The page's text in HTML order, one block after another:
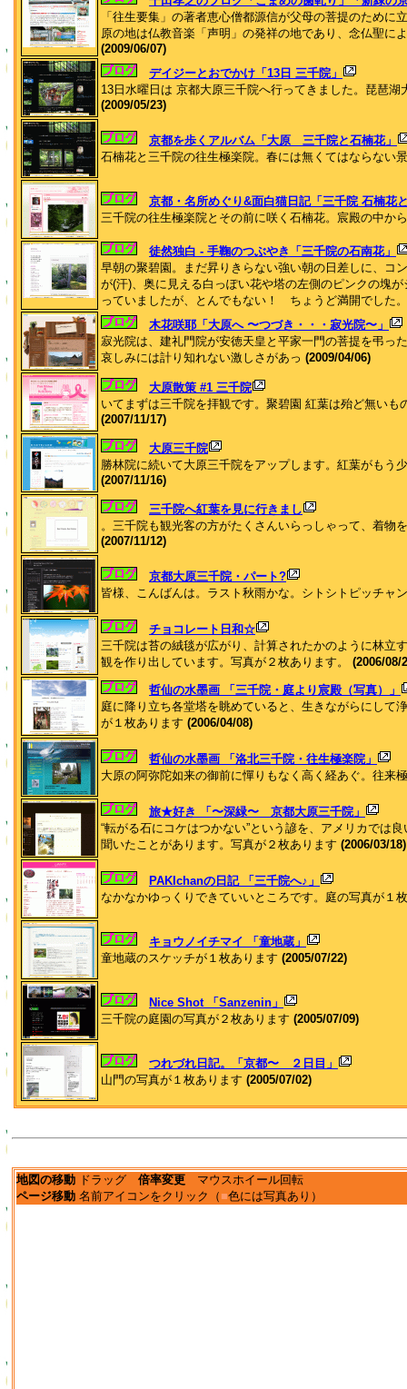
「往生要集」の著者恵心僧都源信が父母の菩提のために
原の地は仏教音楽「声明」の発祥の地であり、念仏聖に
(2009/06/07)
デイジーとおでかけ「13日 三千院」
13日水曜日は 京都大原三千院へ行ってきました。琵琶
(2009/05/23)
京都を歩くアルバム「大原 三千院と石楠花」
石楠花と三千院の往生極楽院。春には無くてはならない
京都・名所めぐり&面白猫日記「三千院 石楠花
三千院の往生極楽院とその前に咲く石楠花。宸殿の中か
徒然独白 - 手鞠のつぶやき「三千院の石南花」
早朝の聚碧園。まだ昇りきらない強い朝の日差しに、コ
が(汗)、奥に見える白っぽい花や塔の左側のピンクの塊
っていましたが、とんでもない！ ちょうど満開でした
木花咲耶「大原へ 〜つづき・・・寂光院〜」
寂光院は、建礼門院が安徳天皇と平家一門の菩提を弔っ
哀しみには計り知れない激しさがあっ (2009/04/06)
大原散策 #1 三千院
いてまずは三千院を拝観です。聚碧園 紅葉は殆ど無いも
(2007/11/17)
大原三千院
勝林院に続いて大原三千院をアップします。紅葉がもう
(2007/11/16)
三千院へ紅葉を見に行きまし
。三千院も観光客の方がたくさんいらっしゃって、着物
(2007/11/12)
京都大原三千院・パート?
皆様、こんばんは。ラスト秋雨かな。シトシトピッチャ
チョコレート日和☆
三千院は苔の絨毯が広がり、計算されたかのように林立
観を作り出しています。写真が２枚あります。 (2006/08/
哲仙の水墨画 「三千院・庭より宸殿（写真）」
庭に降り立ち各堂塔を眺めていると、生きながらにして
が１枚あります (2006/04/08)
哲仙の水墨画 「洛北三千院・往生極楽院」
大原の阿弥陀如来の御前に憚りもなく高く経あぐ。往来
旅★好き 「〜深緑〜 京都大原三千院」
“転がる石にコケはつかない”という諺を、アメリカでは
聞いたことがあります。写真が２枚あります (2006/03/18)
PAKIchanの日記 「三千院へ♪」
なかなかゆっくりできていいところです。庭の写真が１
キョウノイチマイ 「童地蔵」
童地蔵のスケッチが１枚あります (2005/07/22)
Nice Shot 「Sanzenin」
三千院の庭園の写真が２枚あります (2005/07/09)
つれづれ日記。「京都〜 ２日目」
山門の写真が１枚あります (2005/07/02)
地図の移動 ドラッグ 倍率変更 マウスホイール回転
ページ移動 名前アイコンをクリック（ ■色には写真あり）